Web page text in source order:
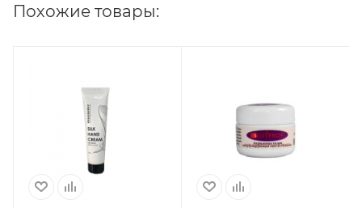
Похожие товары: